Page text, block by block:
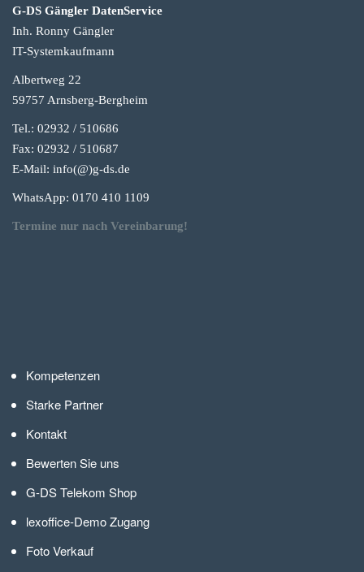
G-DS Gängler DatenService
Inh. Ronny Gängler
IT-Systemkaufmann
Albertweg 22
59757 Arnsberg-Bergheim
Tel.: 02932 / 510686
Fax: 02932 / 510687
E-Mail: info(@)g-ds.de
WhatsApp: 0170 410 1109
Termine nur nach Vereinbarung!
Kompetenzen
Starke Partner
Kontakt
Bewerten Sie uns
G-DS Telekom Shop
lexoffice-Demo Zugang
Foto Verkauf